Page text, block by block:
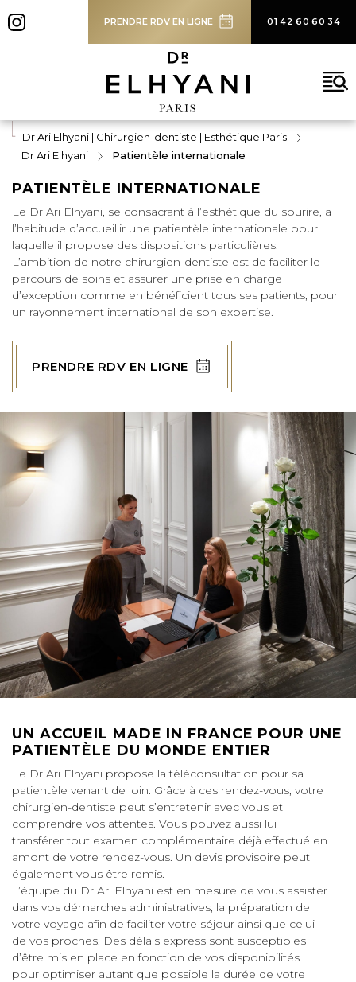
PRENDRE RDV EN LIGNE 01 42 60 60 34
Dr Ari Elhyani | Chirurgien-dentiste | Esthétique Paris
Dr Ari Elhyani
Patientèle internationale
PATIENTÈLE INTERNATIONALE
Le Dr Ari Elhyani, se consacrant à l’esthétique du sourire, a
l’habitude d’accueillir une patientèle internationale pour
laquelle il propose des dispositions particulières.
L’ambition de notre chirurgien-dentiste est de faciliter le
parcours de soins et assurer une prise en charge
d’exception comme en bénéficient tous ses patients, pour
un rayonnement international de son expertise.
PRENDRE RDV EN LIGNE
UN ACCUEIL MADE IN FRANCE POUR UNE
PATIENTÈLE DU MONDE ENTIER
Le Dr Ari Elhyani propose la téléconsultation pour sa
patientèle venant de loin. Grâce à ces rendez-vous, votre
chirurgien-dentiste peut s’entretenir avec vous et
comprendre vos attentes. Vous pouvez aussi lui
transférer tout examen complémentaire déjà effectué en
amont de votre rendez-vous. Un devis provisoire peut
également vous être remis.
L’équipe du Dr Ari Elhyani est en mesure de vous assister
dans vos démarches administratives, la préparation de
votre voyage afin de faciliter votre séjour ainsi que celui
de vos proches. Des délais express sont susceptibles
d’être mis en place en fonction de vos disponibilités
pour optimiser autant que possible la durée de votre